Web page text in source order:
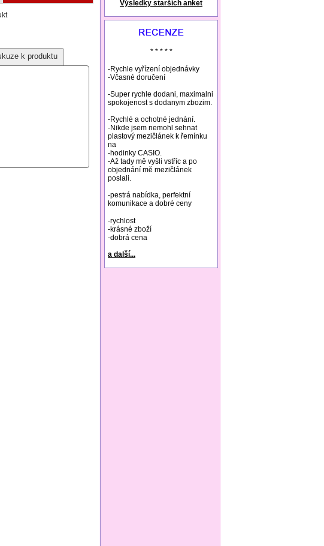
k produktu
natural remedies rosacea
Výsledky starších anket
* * * * *
-Rychle vyřízení objednávky
-Včasné doručení
-Super rychle dodani, maximalni
spokojenost s dodanym zbozim.
-Rychlé a ochotné jednání.
-Nikde jsem nemohl sehnat
plastový mezičlánek k řemínku
na
-hodinky CASIO.
-Až tady mě vyšli vstříc a po
objednání mě mezičlánek
poslali.
-pestrá nabídka, perfektní
komunikace a dobré ceny
-rychlost
-krásné zboží
-dobrá cena
a další...